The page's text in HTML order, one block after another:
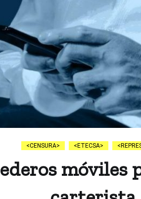
CENSURA ETECSA
móviles